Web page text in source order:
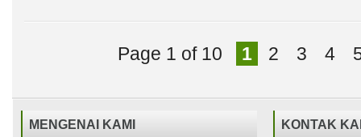
Page 1 of 10 1 2 3 4
MENGENAI KAMI KONTAK